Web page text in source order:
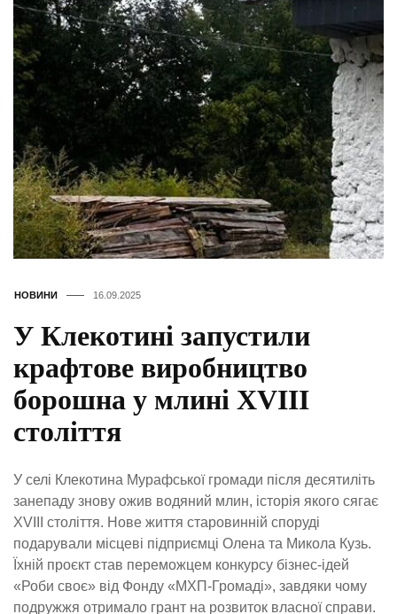
НОВИНИ 16.09.2025
У Клекотині запустили
крафтове виробництво
борошна у млині XVIII
століття
У селі Клекотина Мурафської громади після десятиліть
занепаду знову ожив водяний млин, історія якого сягає
XVIII століття. Нове життя старовинній споруді
подарували місцеві підприємці Олена та Микола Кузь.
Їхній проєкт став переможцем конкурсу бізнес-ідей
«Роби своє» від Фонду «МХП-Громаді», завдяки чому
подружжя отримало грант на розвиток власної справи.